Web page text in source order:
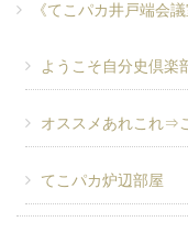
《てこパカ井戸端会議
ようこそ自分史倶楽
オススメあれこれ⇒
てこパカ炉辺部屋